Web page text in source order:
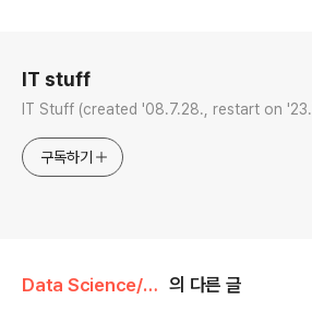
IT stuff
IT Stuff (created '08.7.28., restart on
구독하기
Data Science/Data Analytics 의 다른 글